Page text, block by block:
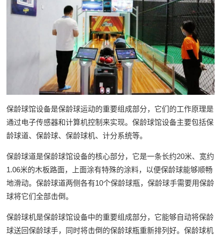
保龄球馆设备是保龄球运动的重要组成部分，它们的工作原理是
通过电子传感器和计算机控制来实现。保龄球馆设备主要包括保
龄球道、保龄球、保龄球机、计分系统等。
保龄球道是保龄球馆设备的核心部分，它是一条长约20米、宽约
1.06米的木板路面，上面涂有特殊的涂料，以便保龄球能够顺畅
地滑动。保龄球道两侧各有10个保龄球瓶，保龄球手需要用保龄
球将它们全部击倒。
保龄球机是保龄球馆设备中的重要组成部分，它能够自动将保龄
球送回保龄球手，同时将击倒的保龄球瓶重新排列好。保龄球机